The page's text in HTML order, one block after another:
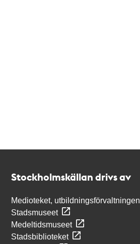
Stockholmskällan drivs av
Medioteket, utbildningsförvaltningen
Stadsmuseet
Medeltidsmuseet
Stadsbiblioteket